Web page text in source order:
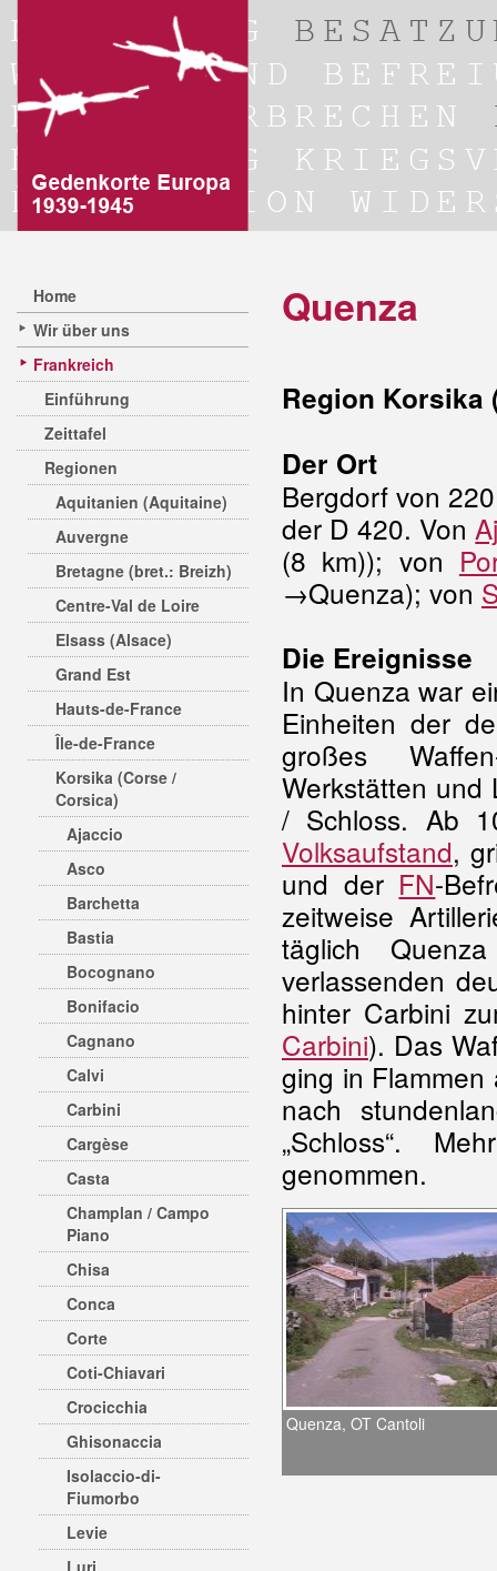
Home
Wir über uns
Frankreich
Einführung
Zeittafel
Regionen
Aquitanien (Aquitaine)
Auvergne
Bretagne (bret.: Breizh)
Centre-Val de Loire
Elsass (Alsace)
Grand Est
Hauts-de-France
Île-de-France
Korsika (Corse /
Corsica)
Ajaccio
Asco
Barchetta
Bastia
Bocognano
Bonifacio
Cagnano
Calvi
Carbini
Cargèse
Casta
Champlan / Campo
Piano
Chisa
Conca
Corte
Coti-Chiavari
Crocicchia
Ghisonaccia
Isolaccio-di-
Fiumorbo
Levie
Luri
Quenza
Region Korsika
Der Ort
Bergdorf von
der D 420. Von
(8 km)); von
→Quenza); von
Die Ereignisse
In Quenza war
Einheiten der
großes
Werkstätten und
/ Schloss. Ab
Volksaufstand,
und der FN-
zeitweise
täglich
verlassenden
hinter Carbini
Carbini). Das
ging in
nach
„Schloss“.
genommen.
Quenza, OT Cantoli